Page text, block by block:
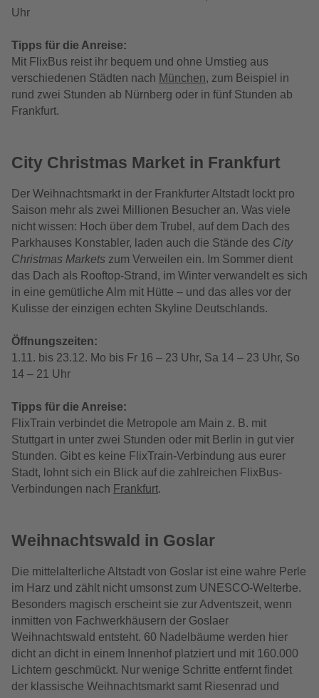
Uhr
Tipps für die Anreise:
Mit FlixBus reist ihr bequem und ohne Umstieg aus
verschiedenen Städten nach München, zum Beispiel in
rund zwei Stunden ab Nürnberg oder in fünf Stunden ab
Frankfurt.
City Christmas Market in Frankfurt
Der Weihnachtsmarkt in der Frankfurter Altstadt lockt pro
Saison mehr als zwei Millionen Besucher an. Was viele
nicht wissen: Hoch über dem Trubel, auf dem Dach des
Parkhauses Konstabler, laden auch die Stände des City
Christmas Markets zum Verweilen ein. Im Sommer dient
das Dach als Rooftop-Strand, im Winter verwandelt es sich
in eine gemütliche Alm mit Hütte – und das alles vor der
Kulisse der einzigen echten Skyline Deutschlands.
Öffnungszeiten:
1.11. bis 23.12. Mo bis Fr 16 – 23 Uhr, Sa 14 – 23 Uhr, So
14 – 21 Uhr
Tipps für die Anreise:
FlixTrain verbindet die Metropole am Main z. B. mit
Stuttgart in unter zwei Stunden oder mit Berlin in gut vier
Stunden. Gibt es keine FlixTrain-Verbindung aus eurer
Stadt, lohnt sich ein Blick auf die zahlreichen FlixBus-
Verbindungen nach Frankfurt.
Weihnachtswald in Goslar
Die mittelalterliche Altstadt von Goslar ist eine wahre Perle
im Harz und zählt nicht umsonst zum UNESCO-Welterbe.
Besonders magisch erscheint sie zur Adventszeit, wenn
inmitten von Fachwerkhäusern der Goslaer
Weihnachtswald entsteht. 60 Nadelbäume werden hier
dicht an dicht in einem Innenhof platziert und mit 160.000
Lichtern geschmückt. Nur wenige Schritte entfernt findet
der klassische Weihnachtsmarkt samt Riesenrad und